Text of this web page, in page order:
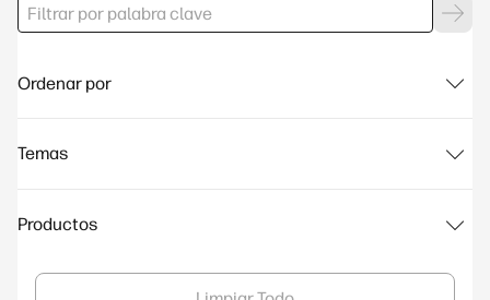
Ordenar por
Temas
Productos